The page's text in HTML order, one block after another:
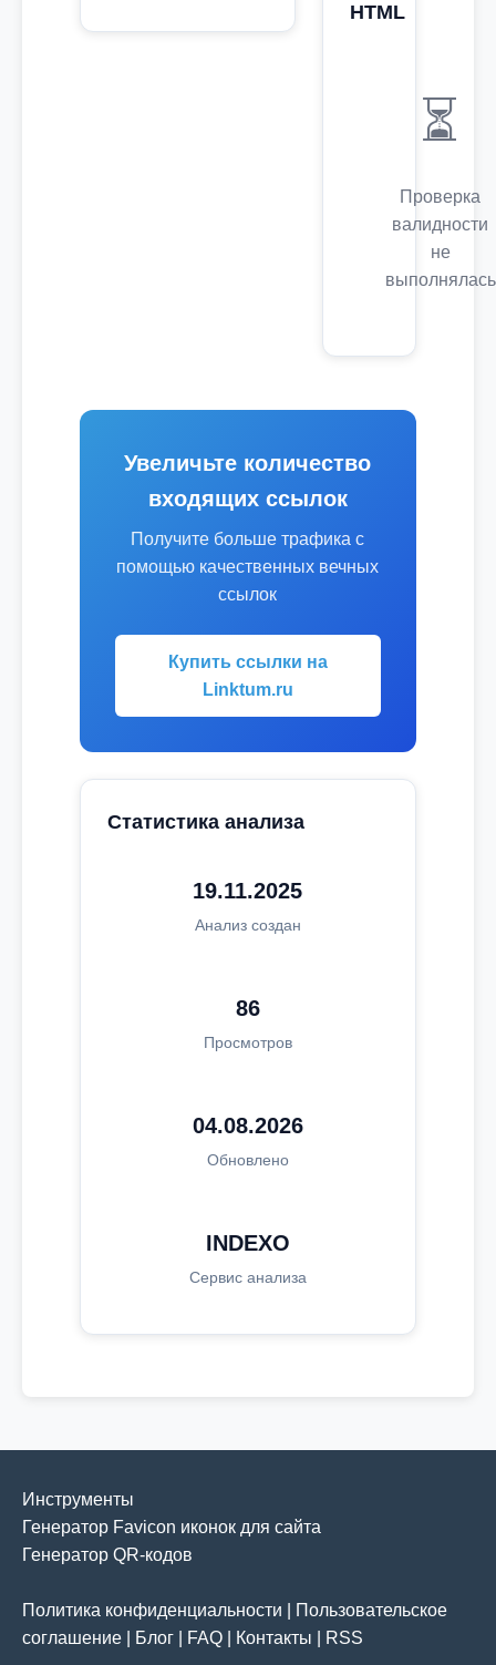
HTML
⏳
Проверка
валидности
не
выполнялась
Увеличьте количество
входящих ссылок
Получите больше трафика с
помощью качественных вечных
ссылок
Купить ссылки на
Linktum.ru
Статистика анализа
19.11.2025
Анализ создан
86
Просмотров
04.08.2026
Обновлено
INDEXO
Сервис анализа
Инструменты
Генератор Favicon иконок для сайта
Генератор QR-кодов
Политика конфиденциальности
Пользовательское
соглашение
Блог FAQ Контакты RSS